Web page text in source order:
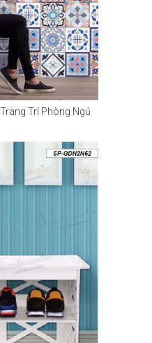
Trí Phòng Ngủ